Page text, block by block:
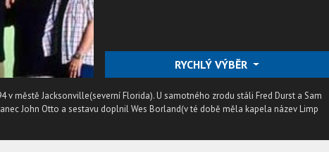
RYCHLÝ VÝBĚR
v městě Jacksonville(severní Florida). U samotného zrodu stáli Fred Durst a Sam
John Otto a sestavu doplnil Wes Borland(v té době měla kapela název Limp